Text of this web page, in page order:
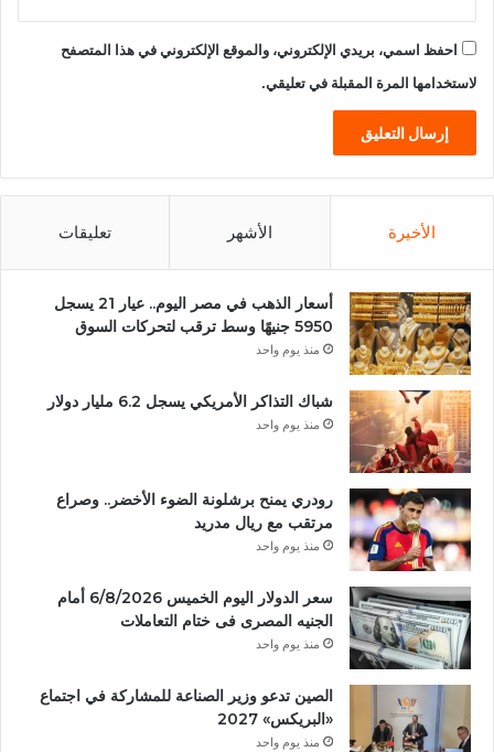
احفظ اسمي، بريدي الإلكتروني، والموقع الإلكتروني في هذا المتصفح
لاستخدامها المرة المقبلة في تعليقي.
الأخيرة الأشهر تعليقات
أسعار الذهب في مصر اليوم.. عيار 21 يسجل
5950 جنيهًا وسط ترقب لتحركات السوق
منذ يوم واحد
شباك التذاكر الأمريكي يسجل 6.2 مليار دولار
منذ يوم واحد
رودري يمنح برشلونة الضوء الأخضر.. وصراع
مرتقب مع ريال مدريد
منذ يوم واحد
سعر الدولار اليوم الخميس 6/8/2026 أمام
الجنيه المصرى فى ختام التعاملات
منذ يوم واحد
الصين تدعو وزير الصناعة للمشاركة في اجتماع
«البريكس» 2027
منذ يوم واحد